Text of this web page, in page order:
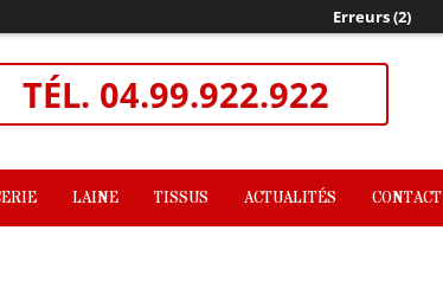
TÉL. 04.99.922.922
LAINE TISSUS ACTUALITÉS CONTACT
Erreurs (2)